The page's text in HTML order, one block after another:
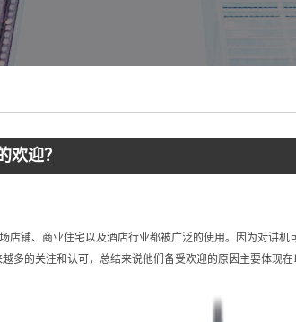
欢迎？
店铺、商业住宅以及酒店行业都被广泛的使用。因为对讲
多的关注和认可，总结来说他们备受欢迎的原因主要体现在